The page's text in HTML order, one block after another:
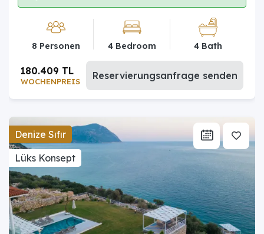
8 Personen 4 Bedroom 4 Bath
WOCHENPREIS
180.409 TL Reservierungsanfrage senden
Denize Sıfır
Lüks Konsept